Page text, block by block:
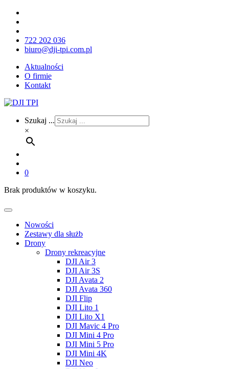
722 202 036
biuro@dji-tpi.com.pl
Aktualności
O firmie
Kontakt
Szukaj ...
×
0
Brak produktów w koszyku.
Nowości
Zestawy dla służb
Drony
Drony rekreacyjne
DJI Air 3
DJI Air 3S
DJI Avata 2
DJI Avata 360
DJI Flip
DJI Lito 1
DJI Lito X1
DJI Mavic 4 Pro
DJI Mini 4 Pro
DJI Mini 5 Pro
DJI Mini 4K
DJI Neo